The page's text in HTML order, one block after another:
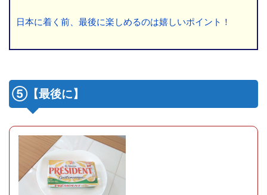
日本に着く前、最後に楽しめるのは嬉しいポイント！
⑤【最後に】